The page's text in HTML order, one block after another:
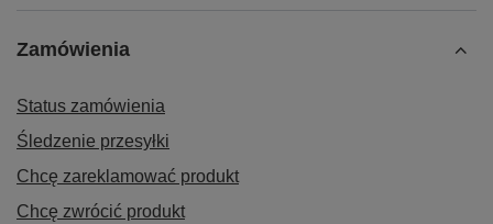
Zamówienia
Status zamówienia
Śledzenie przesyłki
Chcę zareklamować produkt
Chcę zwrócić produkt